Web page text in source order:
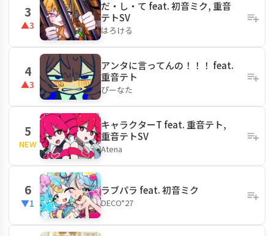
3
▲3
だ・し・て feat. 初音ミク, 重音
テトSV
はろける
4
▲3
アンタに言ってんの！！！ feat.
重音テト
ぴーなた
5
NEW
キャラクターT feat. 重音テト,
重音テトSV
Atena
6
▼1
ラブパラ feat. 初音ミク
DECO*27